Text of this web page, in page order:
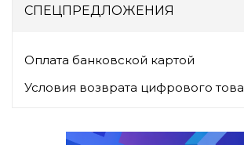
СПЕЦПРЕДЛОЖЕНИЯ
Оплата банковской картой
Условия возврата цифрового